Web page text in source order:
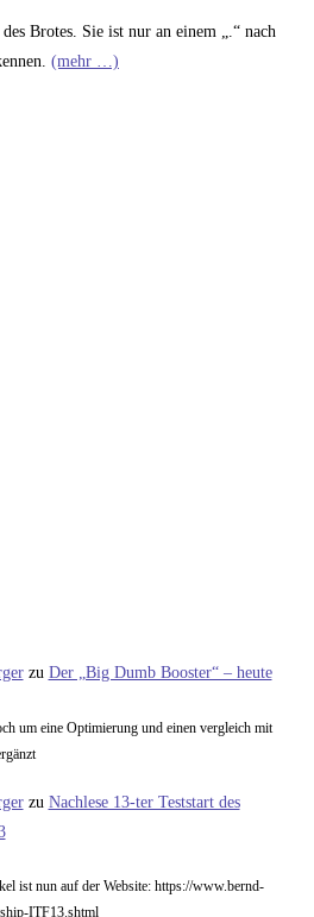
Brotes. Sie ist nur an einem „
“ nach
(mehr …)
zu Der „Big Dumb Booster“ – heute
um eine Optimierung und einen vergleich mit
zu Nachlese 13-ter Teststart des
ist nun auf der Website: https://www.bernd-
ITF13.shtml